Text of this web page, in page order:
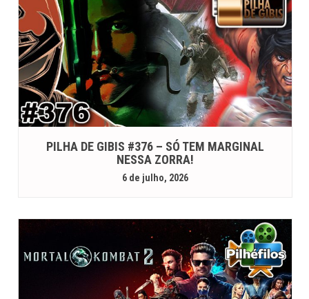
PILHA DE GIBIS #376 – SÓ TEM MARGINAL
NESSA ZORRA!
6 de julho, 2026